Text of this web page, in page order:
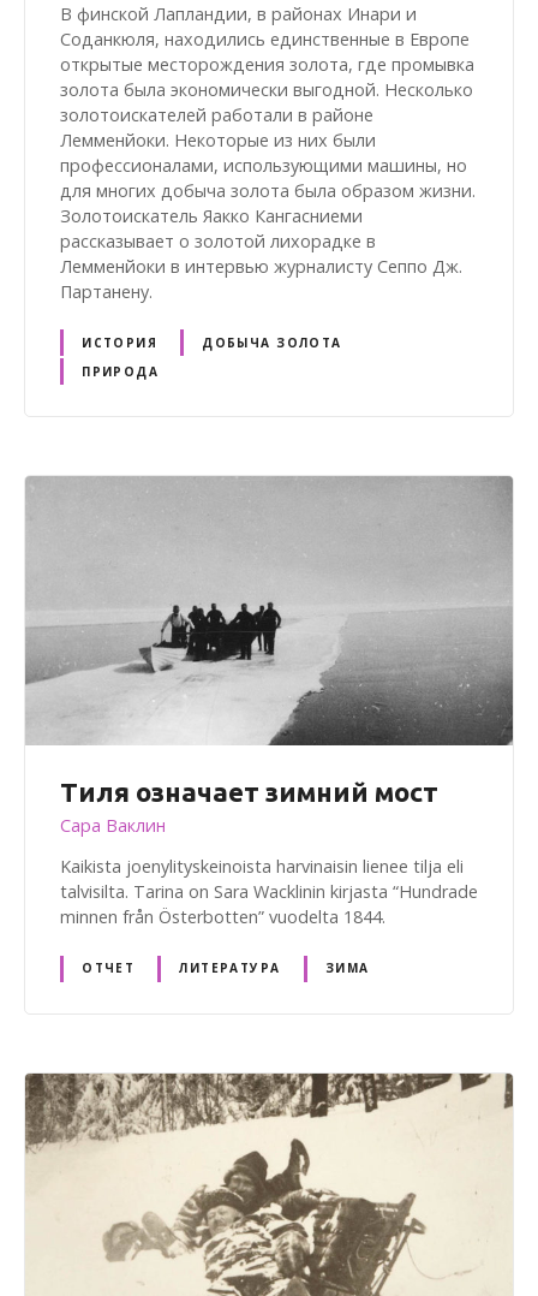
В финской Лапландии, в районах Инари и
Соданкюля, находились единственные в Европе
открытые месторождения золота, где промывка
золота была экономически выгодной. Несколько
золотоискателей работали в районе
Лемменйоки. Некоторые из них были
профессионалами, использующими машины, но
для многих добыча золота была образом жизни.
Золотоискатель Яакко Кангасниеми
рассказывает о золотой лихорадке в
Лемменйоки в интервью журналисту Сеппо Дж.
Партанену.
ИСТОРИЯ
ДОБЫЧА ЗОЛОТА
ПРИРОДА
Тиля означает зимний мост
Сара Ваклин
Kaikista joenylityskeinoista harvinaisin lienee tilja eli
talvisilta. Tarina on Sara Wacklinin kirjasta “Hundrade
minnen från Österbotten” vuodelta 1844.
ОТЧЕТ ЛИТЕРАТУРА ЗИМА